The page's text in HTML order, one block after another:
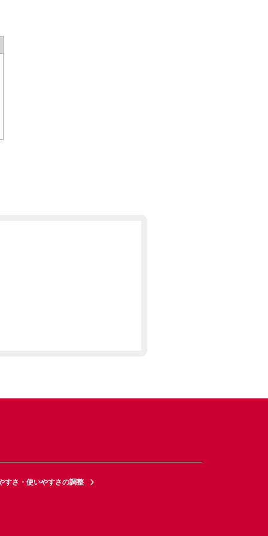
すさ・使いやすさの調整